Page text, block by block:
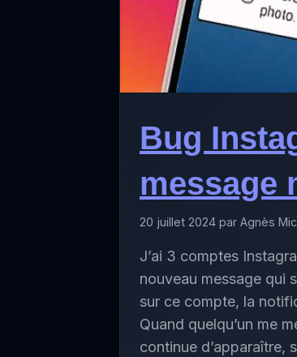
Bug
message
20 juillet 2024 par Agnès
J’ai 3 comptes
nouveau message qui
sur ce compte, la
Quand quelqu’un me
continue d’apparaître,